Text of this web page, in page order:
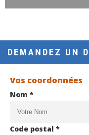
DEMANDEZ UN
Vos coordonnées
Nom *
Code postal *